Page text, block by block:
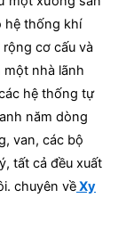
hệ thống khí
cơ cấu và
một nhà lãnh
hệ thống tự
năm dòng
van, các bộ
tất cả đều xuất
chuyên vềXy